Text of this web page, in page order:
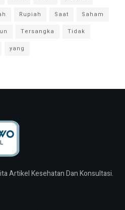
Rupiah Saat
Saham
Tersangka
Tidak
yang
Artikel Kesehatan Dan Konsultasi.